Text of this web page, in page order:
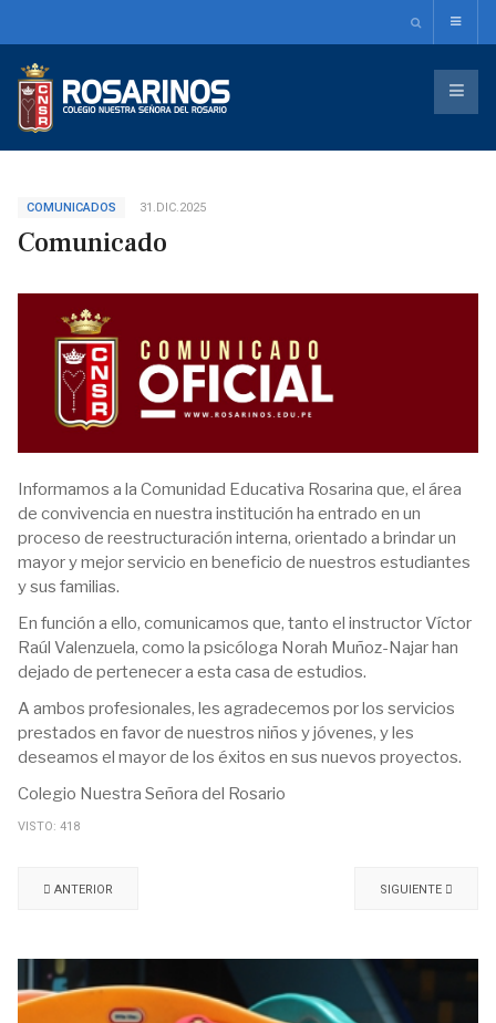
COMUNICADOS 31.DIC.2025
Comunicado
Informamos a la Comunidad Educativa Rosarina que, el área
de convivencia en nuestra institución ha entrado en un
proceso de reestructuración interna, orientado a brindar un
mayor y mejor servicio en beneficio de nuestros estudiantes
y sus familias.
En función a ello, comunicamos que, tanto el instructor Víctor
Raúl Valenzuela, como la psicóloga Norah Muñoz-Najar han
dejado de pertenecer a esta casa de estudios.
A ambos profesionales, les agradecemos por los servicios
prestados en favor de nuestros niños y jóvenes, y les
deseamos el mayor de los éxitos en sus nuevos proyectos.
Colegio Nuestra Señora del Rosario
VISTO: 418
ANTERIOR SIGUIENTE